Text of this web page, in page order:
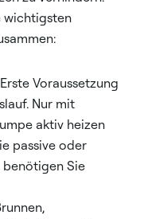
wichtigsten
Voraussetzung
Nur mit
aktiv heizen
passive oder
benötigen Sie